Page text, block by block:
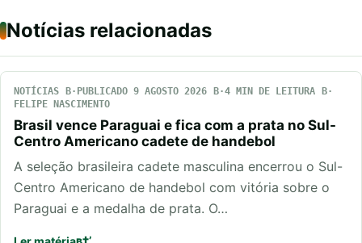
Notícias relacionadas
NOTÍCIAS PUBLICADO 9 AGOSTO 2026
4 MIN DE LEITURA
FELIPE NASCIMENTO
Brasil vence Paraguai e fica com a prata no Sul-
Centro Americano cadete de handebol
A seleção brasileira cadete masculina encerrou o Sul-
Centro Americano de handebol com vitória sobre o
Paraguai e a medalha de prata. O…